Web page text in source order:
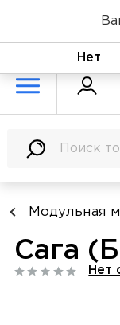
Модульная
Сага
Нет